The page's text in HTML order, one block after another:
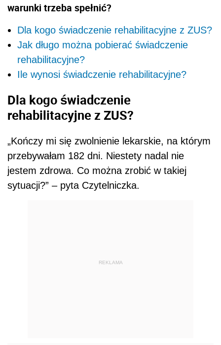
warunki trzeba spełnić?
Dla kogo świadczenie rehabilitacyjne z ZUS?
Jak długo można pobierać świadczenie
rehabilitacyjne?
Ile wynosi świadczenie rehabilitacyjne?
Dla kogo świadczenie
rehabilitacyjne z ZUS?
„Kończy mi się zwolnienie lekarskie, na którym
przebywałam 182 dni. Niestety nadal nie
jestem zdrowa. Co można zrobić w takiej
sytuacji?” – pyta Czytelniczka.
REKLAMA